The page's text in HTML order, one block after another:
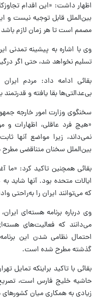
اظهار داشت: «این اقدام
بین‌الملل قابل توجیه نیست
مصمم است تا هر زمان لازم
وی با اشاره به پیشینه تمدنی
تسلیم نخواهد شد، حتی اگر
بقائی ادامه داد: مردم
بی‌عدالتی‌ها بقا یافته و قدرتمند
سخنگوی وزارت امور خارجه
«هیچ فرد عاقلی، اظهارات و
نمی‌داند، زیرا مواضع آنها
بین‌الملل سخنان متناقضی مطرح
بقائی همچنین تاکید کرد: «ما
ایالات متحده بود. آنها شاید
که می‌توانند ایران را به‌راحتی
وی درباره برنامه هسته‌ای
می‌دانند که فعالیت‌های
احتمال نظامی شدن این
گذشته مطرح شده است.
بقائی با تاکید براینکه تمایل
حاشیه خلیج فارس است،
زیادی به همکاری میان